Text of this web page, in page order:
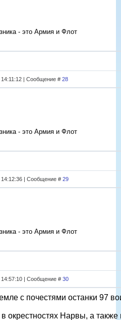
- это Армия и Флот
14:11:12 | Сообщение # 28
- это Армия и Флот
14:12:36 | Сообщение # 29
- это Армия и Флот
14:57:10 | Сообщение # 30
с почестями останки 97
окрестностях Нарвы, а